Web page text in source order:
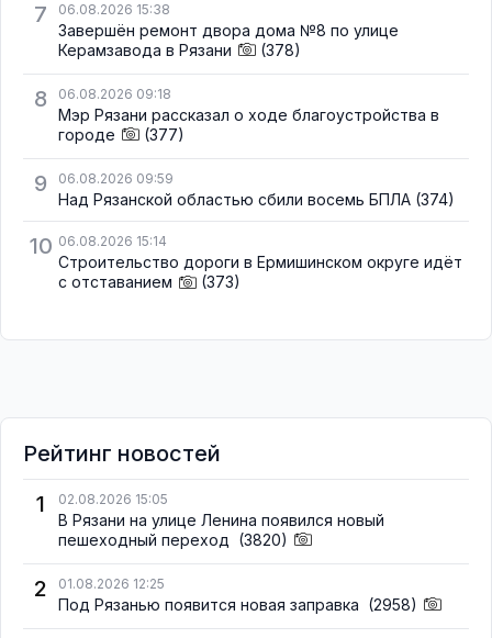
7 06.08.2026 15:38
Завершён ремонт двора дома №8 по улице
Керамзавода в Рязани
(378)
8 06.08.2026 09:18
Мэр Рязани рассказал о ходе благоустройства в
городе
(377)
9 06.08.2026 09:59
Над Рязанской областью сбили восемь БПЛА (374)
10 06.08.2026 15:14
Строительство дороги в Ермишинском округе идёт
с отставанием
(373)
Рейтинг новостей
1
02.08.2026 15:05
В Рязани на улице Ленина появился новый
пешеходный переход (3820)
2 01.08.2026 12:25
Под Рязанью появится новая заправка (2958)